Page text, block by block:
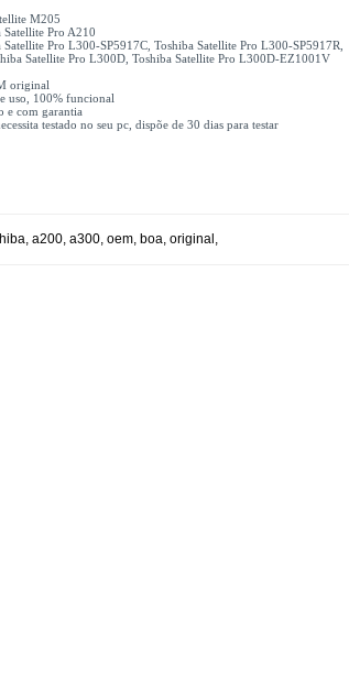
M205
Satellite Pro A210
Pro L300-SP5917C, Toshiba Satellite Pro L300-SP5917R,
Satellite Pro L300D, Toshiba Satellite Pro L300D-EZ1001V
original
uso, 100% funcional
e com garantia
testado no seu pc, dispõe de 30 dias para testar
, a200, a300, oem, boa, original ,